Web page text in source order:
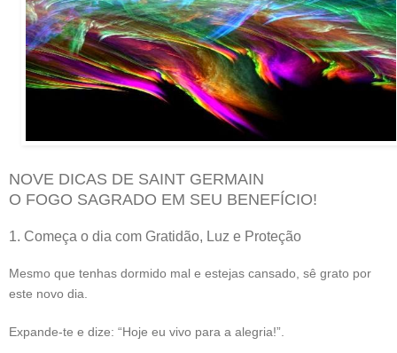
NOVE DICAS DE SAINT GERMAIN
O FOGO SAGRADO EM SEU BENEFÍCIO!
1. Começa o dia com Gratidão, Luz e Proteção
Mesmo que tenhas dormido mal e estejas cansado, sê grato por
este novo dia.
Expande-te e dize: “Hoje eu vivo para a alegria!”.